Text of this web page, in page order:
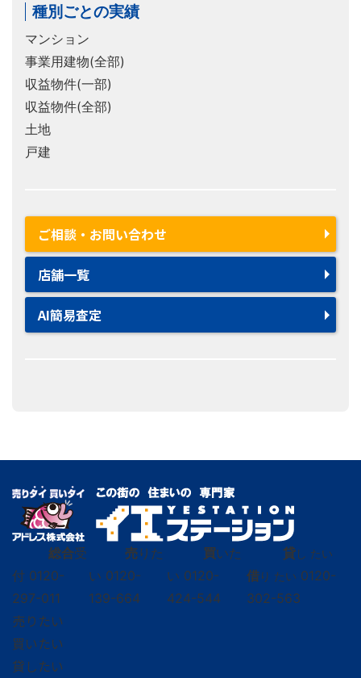
種別ごとの実績
マンション
事業用建物(全部)
収益物件(一部)
収益物件(全部)
土地
戸建
ご相談・お問い合わせ
店舗一覧
AI簡易査定
総合受
付 0120-
297-011
売りた
い 0120-
139-664
買いた
い 0120-
424-544
貸し たい
借り たい 0120-
302-563
売りたい
買いたい
貸したい